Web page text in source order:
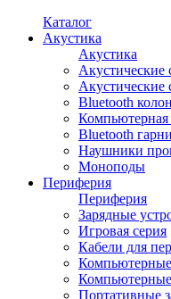
Каталог
Акустика
Акустика
Акустические
Акустические
Bluetooth
Компьютерная
Bluetooth
Наушники
Моноподы
Периферия
Периферия
Зарядные
Игровая серия
Кабели для
Портативные